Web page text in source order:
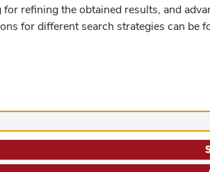
refining the obtained results, and
for different search strategies can be